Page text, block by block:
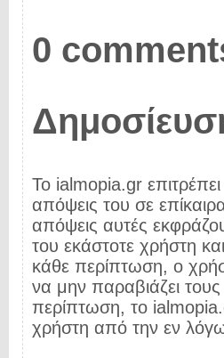
0
Το ialmopia.gr
απόψεις του σε
απόψεις αυτές
του εκάστοτε χρήστη
κάθε περίπτωση, ο
να μην παραβιάζει
περίπτωση, το
χρήστη από την εν